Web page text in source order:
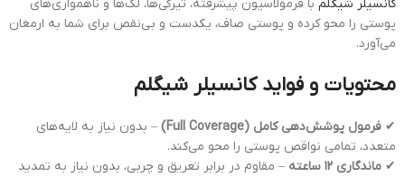
کانسیلر شیگلم با فرمولاسیون پیشرفته، تیرگی‌ها، لک‌ها و ناهمواری‌های
پوستی را محو کرده و پوستی صاف، یکدست و بی‌نقص برای شما به ارمغان
می‌آورد.
محتویات و فواید کانسیلر شیگلم
✔ فرمول پوشش‌دهی کامل (Full Coverage)
– بدون نیاز به لایه‌های
متعدد، تمامی نواقص پوستی را محو می‌کند.
✔ ماندگاری ۱۲ ساعته
– مقاوم در برابر تعریق و چربی، بدون نیاز به تمدید